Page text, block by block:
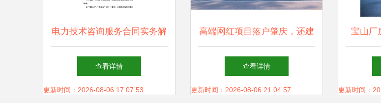
电力技术咨询服务合同实务解
析与要点指南
查看详情
更新时间：2026-08-06 17:07:53
高端网红项目落户肇庆，还建
区域总部 肇庆凭什么这么“圈
粉”？
查看详情
更新时间：2026-08-06 21:04:57
宝山厂
技
更新时间：